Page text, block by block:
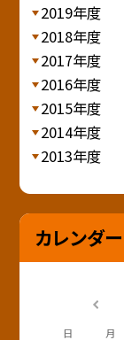
2019年度
2018年度
2017年度
2016年度
2015年度
2014年度
2013年度
カレンダー
日 月